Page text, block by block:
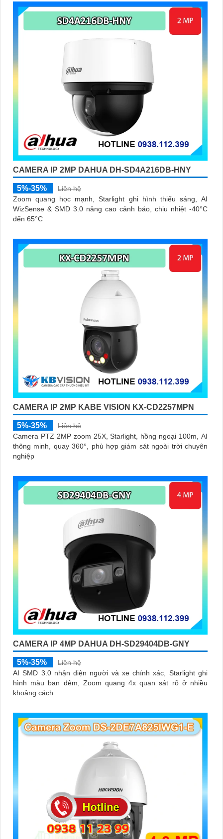
CAMERA IP 2MP DAHUA DH-SD4A216DB-HNY
5%-35%
Liên hệ
Zoom quang học mạnh, Starlight ghi hình thiếu sáng, AI
WizSense & SMD 3.0 nâng cao cảnh báo, chịu nhiệt -40°C
đến 65°C
CAMERA IP 2MP KABE VISION KX-CD2257MPN
5%-35%
Liên hệ
Camera PTZ 2MP zoom 25X, Starlight, hồng ngoại 100m, AI
thông minh, quay 360°, phù hợp giám sát ngoài trời chuyên
nghiệp
CAMERA IP 4MP DAHUA DH-SD29404DB-GNY
5%-35%
Liên hệ
AI SMD 3.0 nhận diện người và xe chính xác, Starlight ghi
hình màu ban đêm, Zoom quang 4x quan sát rõ ở nhiều
khoảng cách